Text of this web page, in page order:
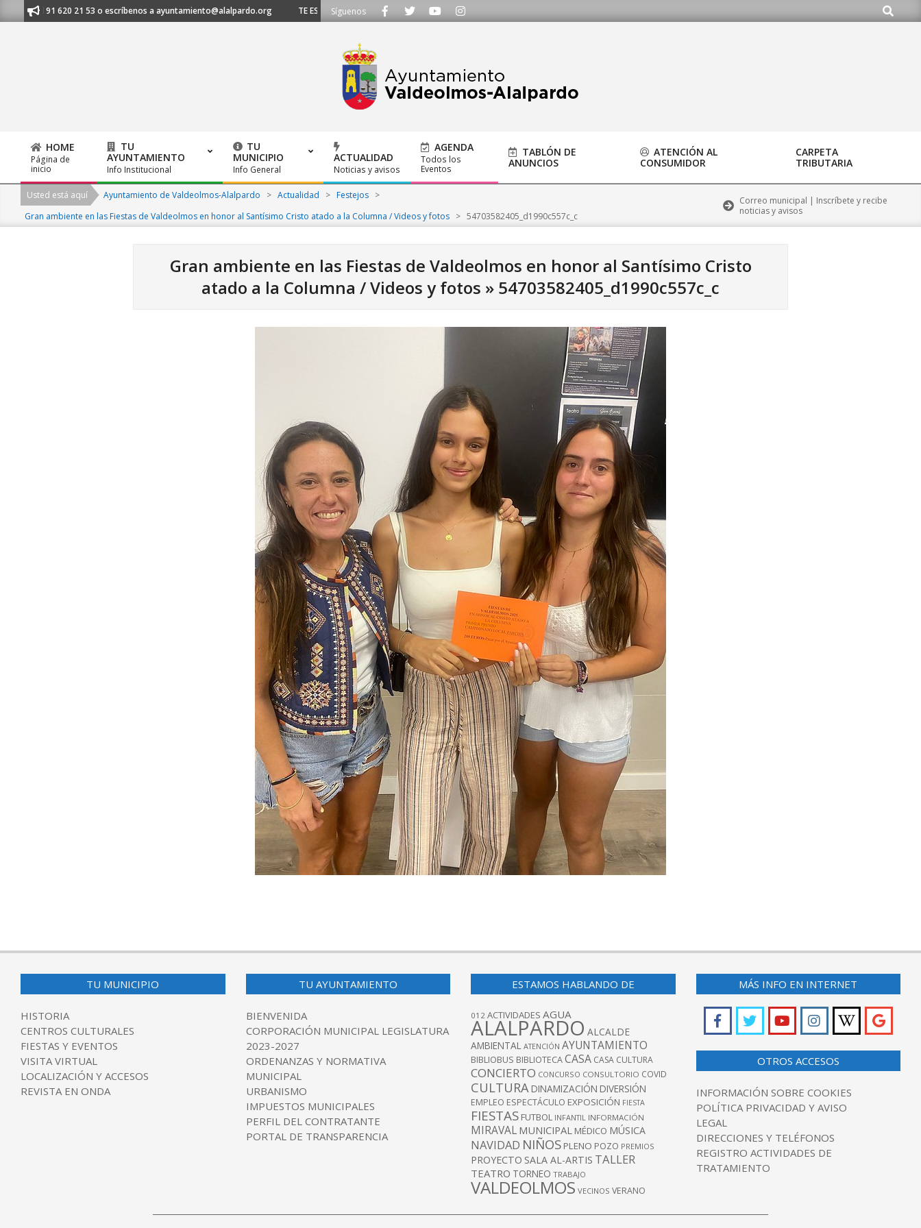
to
al 91 620 21 53 o escríbenos a ayuntamiento@alalpardo.org TE ESCUCHAMOS - Llámanos al 91 620 21 53 o escríbenos a ayuntamiento@alalpardo.org
Síguenos Buscar
Primary
Navigation
Menu
HOME
Página de
inicio
TU
AYUNTAMIENTO
Info Institucional
TU
MUNICIPIO
Info General
ACTUALIDAD
Noticias y avisos
AGENDA
Todos los
Eventos
TABLÓN DE
ANUNCIOS
ATENCIÓN AL
CONSUMIDOR
CARPETA
TRIBUTARIA
Usted está aquí Ayuntamiento de Valdeolmos-Alalpardo > Actualidad > Festejos
>
Gran ambiente en las Fiestas de Valdeolmos en honor al Santísimo Cristo atado a la Columna / Videos y fotos > 54703582405_d1990c557c_c
Correo municipal | Inscríbete y recibe
noticias y avisos
Gran ambiente en las Fiestas de Valdeolmos en honor al Santísimo Cristo
atado a la Columna / Videos y fotos » 54703582405_d1990c557c_c
08-
TU MUNICIPIO
HISTORIA
CENTROS CULTURALES
FIESTAS Y EVENTOS
VISITA VIRTUAL
LOCALIZACIÓN Y ACCESOS
REVISTA EN ONDA
TU AYUNTAMIENTO
BIENVENIDA
CORPORACIÓN MUNICIPAL LEGISLATURA
2023-2027
ORDENANZAS Y NORMATIVA
MUNICIPAL
URBANISMO
IMPUESTOS MUNICIPALES
PERFIL DEL CONTRATANTE
PORTAL DE TRANSPARENCIA
ESTAMOS HABLANDO DE
012 ACTIVIDADES AGUA
ALALPARDO ALCALDE
AMBIENTAL ATENCIÓN AYUNTAMIENTO
BIBLIOBUS BIBLIOTECACASA CASA CULTURA
CONCIERTO CONCURSO CONSULTORIO COVID
CULTURA DINAMIZACIÓN DIVERSIÓN
EMPLEO ESPECTÁCULO EXPOSICIÓN FIESTA
FIESTAS FUTBOL INFANTIL INFORMACIÓN
MIRAVAL MUNICIPAL MÉDICO MÚSICA
NAVIDAD NIÑOS PLENO POZO PREMIOS
PROYECTO SALA AL-ARTIS TALLER
TEATRO TORNEO TRABAJO
VALDEOLMOS VECINOS VERANO
MÁS INFO EN INTERNET
OTROS ACCESOS
INFORMACIÓN SOBRE COOKIES
POLÍTICA PRIVACIDAD Y AVISO
LEGAL
DIRECCIONES Y TELÉFONOS
REGISTRO ACTIVIDADES DE
TRATAMIENTO